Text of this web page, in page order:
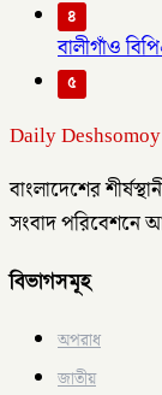
৪
বালীগাঁও
৫
Daily Deshsomoy
বাংলাদেশের
সংবাদ পরিবেশনে
বিভাগসমূহ
অপরাধ
জাতীয়